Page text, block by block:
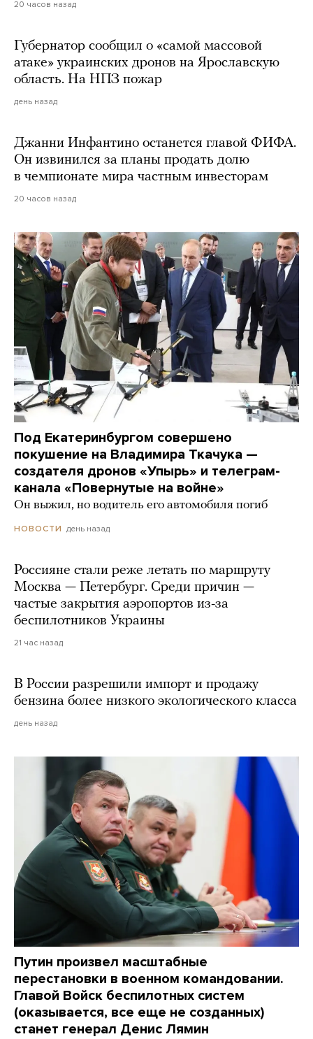
20 часов назад
Губернатор сообщил о «самой массовой
атаке» украинских дронов на Ярославскую
область. На НПЗ пожар
день назад
Джанни Инфантино останется главой ФИФА.
Он извинился за планы продать долю
в чемпионате мира частным инвесторам
20 часов назад
Под Екатеринбургом совершено
покушение на Владимира Ткачука —
создателя дронов «Упырь» и телеграм-
канала «Повернутые на войне»
Он выжил, но водитель его автомобиля погиб
НОВОСТИ день назад
Россияне стали реже летать по маршруту
Москва — Петербург. Среди причин —
частые закрытия аэропортов из-за
беспилотников Украины
21 час назад
В России разрешили импорт и продажу
бензина более низкого экологического класса
день назад
Путин произвел масштабные
перестановки в военном командовании.
Главой Войск беспилотных систем
(оказывается, все еще не созданных)
станет генерал Денис Лямин